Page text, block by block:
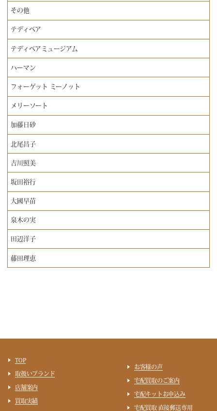
その他
テディベア
テディベアミュージアム
ハーマン
フォーゲット ミーノット
メリーソート
加藤日砂
北尾昌子
吉川照美
坂田裕行
大國早苗
泉木の実
田辺洋子
藤田理恵
TOP
取扱いブランド
店舗案内
買取実績
お客様の声
宅配買取のご案内
宅配キットお申込み
宅配買取 直接郵送専用